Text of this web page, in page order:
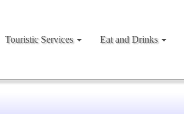
Touristic Services Eat and Drinks